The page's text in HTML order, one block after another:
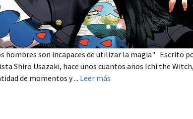
hombres son incapaces de utilizar la magia" Escrito
Shiro Usazaki, hace unos cuantos años Ichi the
de momentos y ... Leer más